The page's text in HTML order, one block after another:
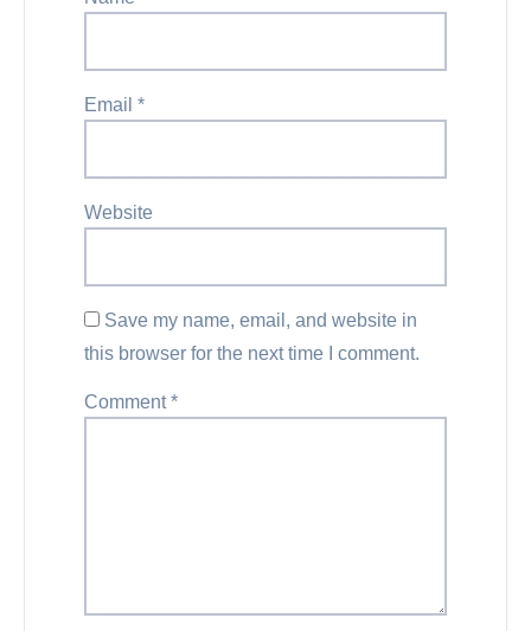
Email *
Website
Save my name, email, and website in
this browser for the next time I comment.
Comment*